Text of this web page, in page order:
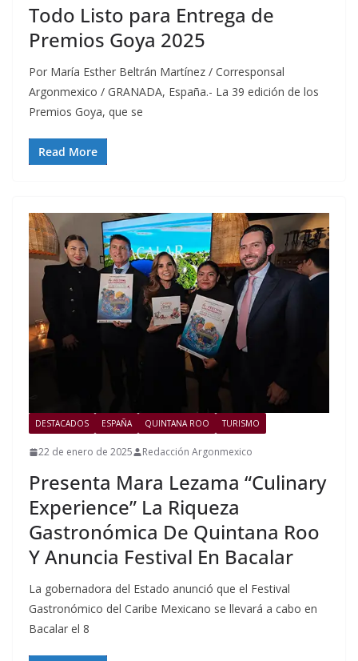
Todo Listo para Entrega de
Premios Goya 2025
Por María Esther Beltrán Martínez / Corresponsal
Argonmexico / GRANADA, España.- La 39 edición de los
Premios Goya, que se
Read More
DESTACADOS ESPAÑA QUINTANA ROO TURISMO
22 de enero de 2025 Redacción Argonmexico
Presenta Mara Lezama “Culinary
Experience” La Riqueza
Gastronómica De Quintana Roo
Y Anuncia Festival En Bacalar
La gobernadora del Estado anunció que el Festival
Gastronómico del Caribe Mexicano se llevará a cabo en
Bacalar el 8